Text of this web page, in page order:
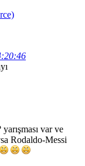
var ve
Rodaldo-Messi